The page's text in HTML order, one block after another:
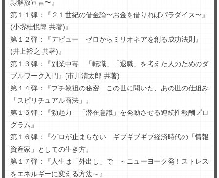
隷解放宣言〜』
第１１弾：『２１世紀の借金論〜お金を借りればパラダイス〜』
(小堺桂悦郎 共著)』
第１２弾：『デビュー ゼロからミリオネアを創る成功法則』
(井上裕之 共著)』
第１３弾：『副業中毒 「転職」「退職」を考えた人のためのダ
ブルワーク入門』(市川清太郎 共著)
第１４弾：『プチ教祖の秘密 この世に聞いた、あの世の仕組み
「スピリチュアル商法」』
第１５弾：『勃起力 「潜在意識」を発動させる連続性報酬プロ
グラム』
第１６弾：『ゲロが止まらない ギブギブギブ経済時代の「情報
資産家」としての生き方』
第１７弾：『人生は「外出し」で ～ニューヨーク発！ストレス
をエネルギーに変える方法～』